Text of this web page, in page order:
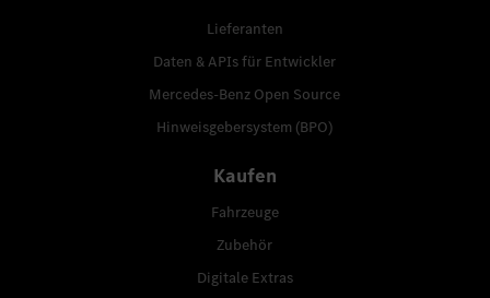
Lieferanten
Daten & APIs für Entwickler
Mercedes-Benz Open Source
Hinweisgebersystem (BPO)
Kaufen
Fahrzeuge
Zubehör
Digitale Extras